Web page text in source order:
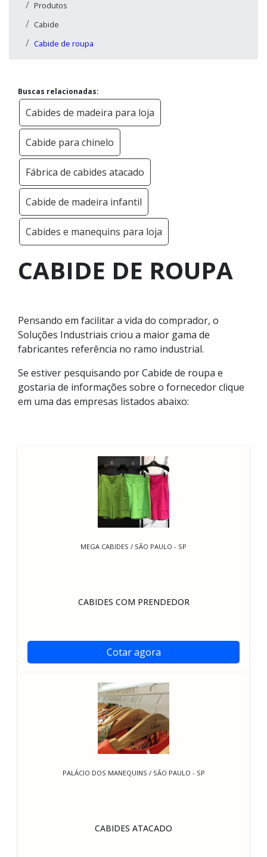
Produtos
Cabide
Cabide de roupa
Buscas relacionadas:
Cabides de madeira para loja
Cabide para chinelo
Fábrica de cabides atacado
Cabide de madeira infantil
Cabides e manequins para loja
CABIDE DE ROUPA
Pensando em facilitar a vida do comprador, o
Soluções Industriais criou a maior gama de
fabricantes referência no ramo industrial.
Se estiver pesquisando por Cabide de roupa e
gostaria de informações sobre o fornecedor clique
em uma das empresas listados abaixo:
MEGA CABIDES / SÃO PAULO - SP
CABIDES COM PRENDEDOR
Cotar agora
PALÁCIO DOS MANEQUINS / SÃO PAULO - SP
CABIDES ATACADO